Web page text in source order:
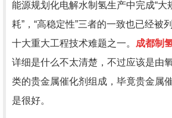
能源规划化电解水制氢生产中完成“大
耗”，“高稳定性”三者的一致也已经被
十大重大工程技术难题之一。 成都制
详细是什么不太清楚，不过应该是由
类的贵金属催化剂组成，毕竟贵金属
是很好。